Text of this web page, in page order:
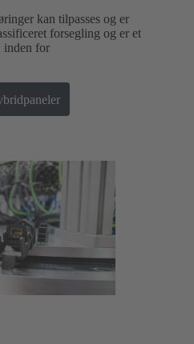
kan tilpasses og er
forsegling og er et
inden for